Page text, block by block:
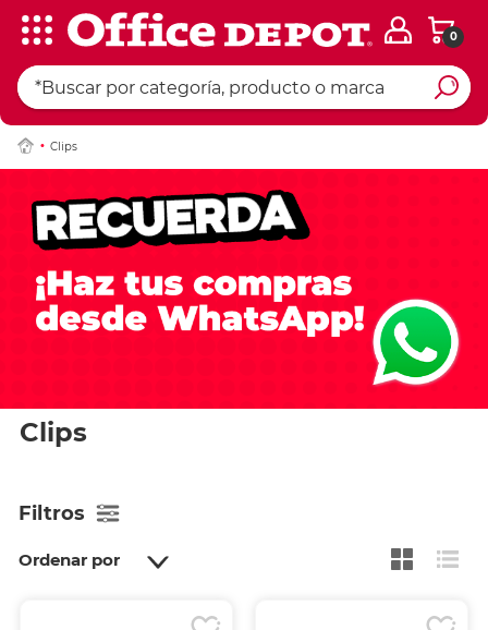
0
Clips
Clips
Filtros
Ordenar por